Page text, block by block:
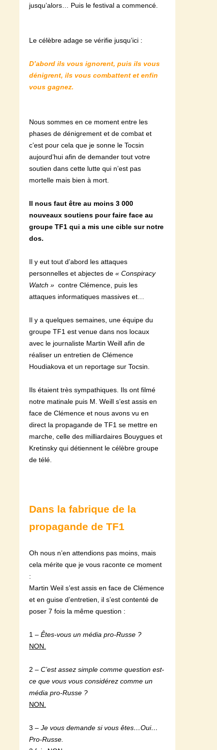
jusqu’alors… Puis le festival a commencé.
Le célèbre adage se vérifie jusqu’ici :
D’abord ils vous ignorent, puis ils vous
dénigrent, ils vous combattent et enfin
vous gagnez.
Nous sommes en ce moment entre les
phases de dénigrement et de combat et
c’est pour cela que je sonne le Tocsin
aujourd’hui afin de demander tout votre
soutien dans cette lutte qui n’est pas
mortelle mais bien à mort.
Il nous faut être au moins 3 000
nouveaux soutiens pour faire face au
groupe TF1 qui a mis une cible sur notre
dos.
Il y eut tout d’abord les attaques
personnelles et abjectes de « Conspiracy
Watch » contre Clémence, puis les
attaques informatiques massives et…
Il y a quelques semaines, une équipe du
groupe TF1 est venue dans nos locaux
avec le journaliste Martin Weill afin de
réaliser un entretien de Clémence
Houdiakova et un reportage sur Tocsin.
Ils étaient très sympathiques. Ils ont filmé
notre matinale puis M. Weill s’est assis en
face de Clémence et nous avons vu en
direct la propagande de TF1 se mettre en
marche, celle des milliardaires Bouygues et
Kretinsky qui détiennent le célèbre groupe
de télé.
Dans la fabrique de la
propagande de TF1
Oh nous n’en attendions pas moins, mais
cela mérite que je vous raconte ce moment
:
Martin Weil s’est assis en face de Clémence
et en guise d’entretien, il s’est contenté de
poser 7 fois la même question :
1 – Êtes-vous un média pro-Russe ?
NON.
2 – C’est assez simple comme question est-
ce que vous vous considérez comme un
média pro-Russe ?
NON.
3 – Je vous demande si vous êtes…Oui…
Pro-Russe.